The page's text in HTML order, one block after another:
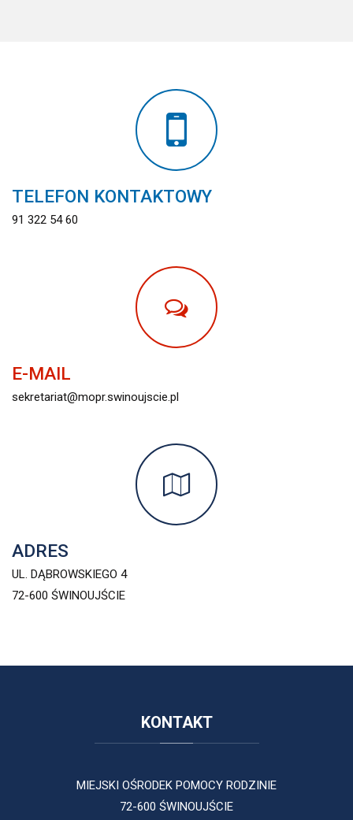
TELEFON KONTAKTOWY
91 322 54 60
E-MAIL
sekretariat@mopr.swinoujscie.pl
ADRES
UL. DĄBROWSKIEGO 4
72-600 ŚWINOUJŚCIE
KONTAKT
MIEJSKI OŚRODEK POMOCY RODZINIE
72-600 ŚWINOUJŚCIE